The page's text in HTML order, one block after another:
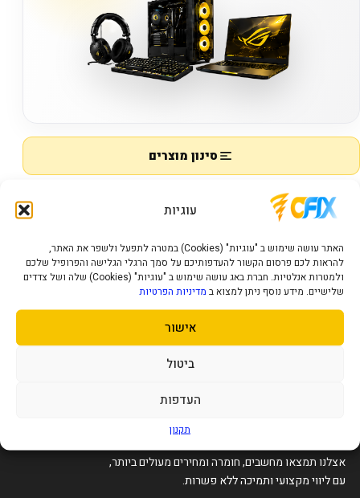
עוגיות
האתר עושה שימוש ב "עוגיות" (Cookies) במטרה לתפעל ולשפר את האתר,
להראות לכם פרסום הקשור להעדפותיכם על סמך הרגלי הגלישה והפרופיל שלכם
ולמטרות אנלטיות. חברת באג עושה שימוש ב "עוגיות" (Cookies) שלה ושל צדדים
שלישיים. מידע נוסף ניתן למצוא ב מדיניות הפרטיות
אישור
ביטול
העדפות
תקנון
סינון מוצרים
מציג0–0 מתוך0מוצרים
AMD Ryzen AI 7
אין מוצרים להצגה.
אצלנו תמצאו מחשבים, חומרה ומחירים מעולים ביותר,
עם ליווי מקצועי ותמיכה ללא פשרות.